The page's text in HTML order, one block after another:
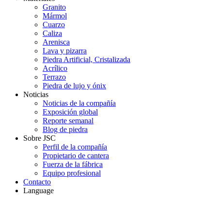
Granito
Mármol
Cuarzo
Caliza
Arenisca
Lava y pizarra
Piedra Artificial, Cristalizada
Acrílico
Terrazo
Piedra de lujo y ónix
Noticias
Noticias de la compañía
Exposición global
Reporte semanal
Blog de piedra
Sobre JSC
Perfil de la compañía
Propietario de cantera
Fuerza de la fábrica
Equipo profesional
Contacto
Language